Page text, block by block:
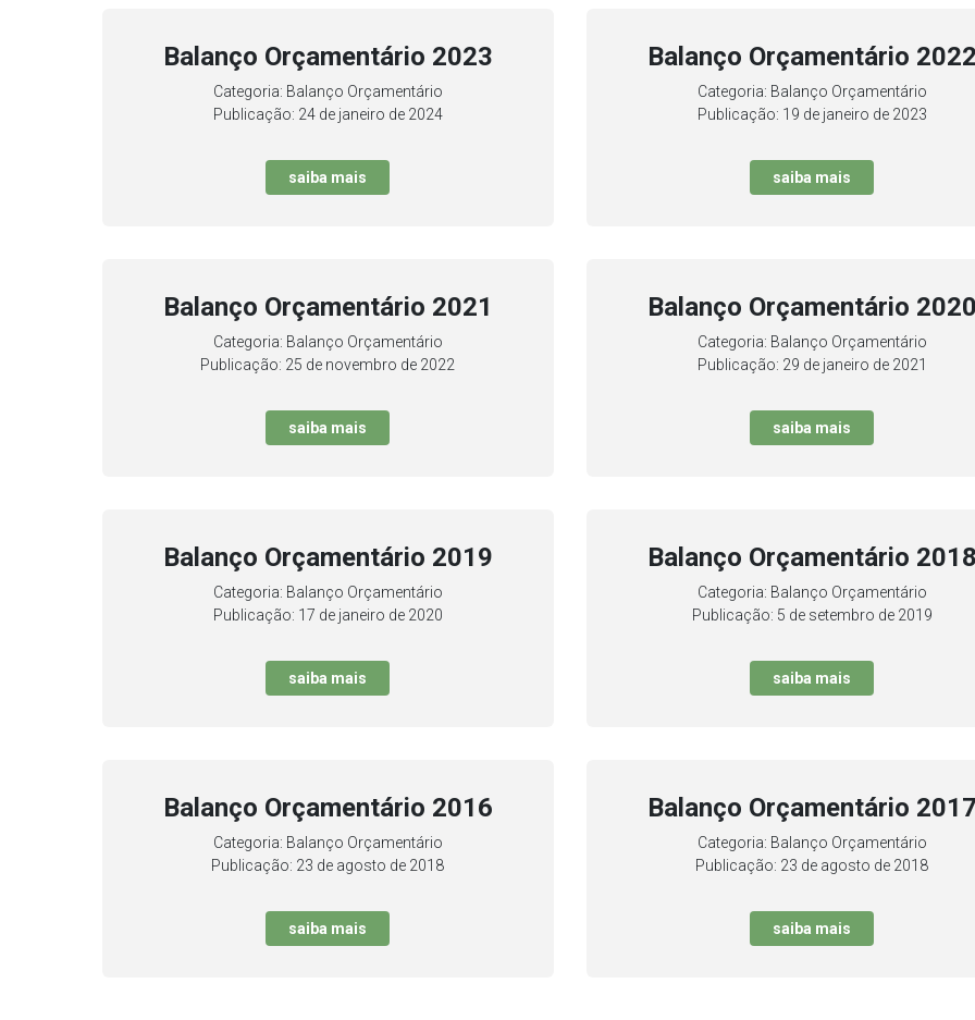
Balanço Orçamentário 2023
Categoria: Balanço Orçamentário
Publicação: 24 de janeiro de 2024
saiba mais
Balanço Orçamentário
Categoria: Balanço Orçamentário
Publicação: 19 de janeiro de 2023
saiba mais
Balanço Orçamentário 2021
Categoria: Balanço Orçamentário
Publicação: 25 de novembro de 2022
saiba mais
Balanço Orçamentário
Categoria: Balanço Orçamentário
Publicação: 29 de janeiro de 2021
saiba mais
Balanço Orçamentário 2019
Categoria: Balanço Orçamentário
Publicação: 17 de janeiro de 2020
saiba mais
Balanço Orçamentário
Categoria: Balanço Orçamentário
Publicação: 5 de setembro de 2019
saiba mais
Balanço Orçamentário 2016
Categoria: Balanço Orçamentário
Publicação: 23 de agosto de 2018
saiba mais
Balanço Orçamentário
Categoria: Balanço Orçamentário
Publicação: 23 de agosto de 2018
saiba mais